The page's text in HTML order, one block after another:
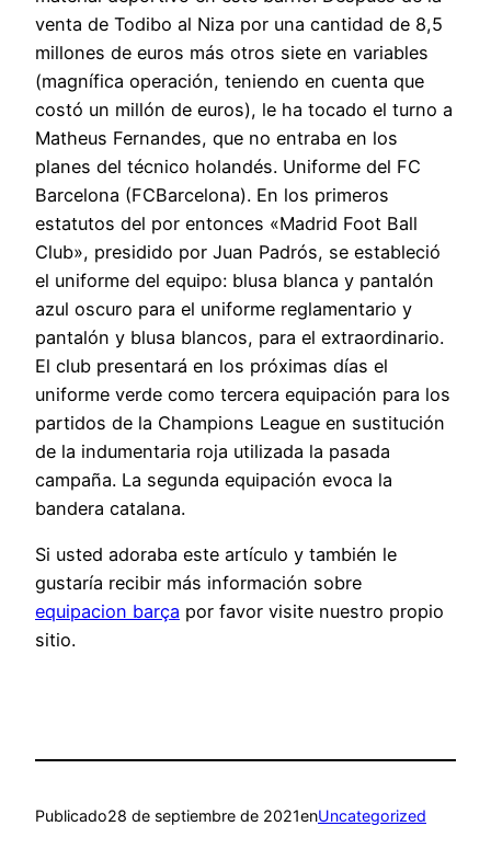
venta de Todibo al Niza por una cantidad de 8,5
millones de euros más otros siete en variables
(magnífica operación, teniendo en cuenta que
costó un millón de euros), le ha tocado el turno a
Matheus Fernandes, que no entraba en los
planes del técnico holandés. Uniforme del FC
Barcelona (FCBarcelona). En los primeros
estatutos del por entonces «Madrid Foot Ball
Club», presidido por Juan Padrós, se estableció
el uniforme del equipo: blusa blanca y pantalón
azul oscuro para el uniforme reglamentario y
pantalón y blusa blancos, para el extraordinario.
El club presentará en los próximas días el
uniforme verde como tercera equipación para los
partidos de la Champions League en sustitución
de la indumentaria roja utilizada la pasada
campaña. La segunda equipación evoca la
bandera catalana.
Si usted adoraba este artículo y también le
gustaría recibir más información sobre
equipacion barça por favor visite nuestro propio
sitio.
Publicado28 de septiembre de 2021enUncategorized